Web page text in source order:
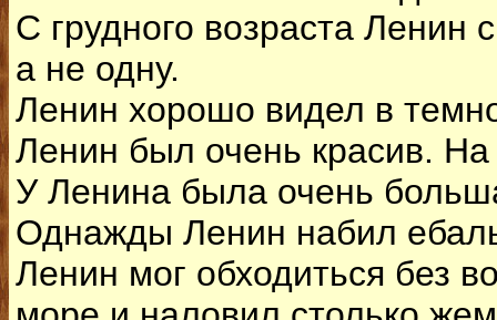
С грудного возраста Ленин
а не одну.
Ленин хорошо видел в
Ленин был очень красив.
У Ленина была очень
Однажды Ленин набил
Ленин мог обходиться без